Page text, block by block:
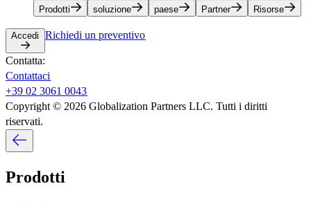
Prodotti​​ soluzione​​ paese​​ Partner​​ Risorse​​
Accedi​​ Richiedi un preventivo​​
Contatta:​​
Contattaci​​
+39 02 3061 0043​​
Copyright © 2026 Globalization Partners LLC. Tutti i diritti
riservati.​​
Prodotti​​